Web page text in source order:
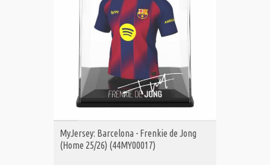
ΑΓΟΡΑ
MyJersey: Barcelona - Frenkie de Jong
(Home 25/26) (44MY00017)